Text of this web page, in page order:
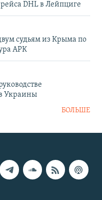
DHL в Лейпциге
судьям из Крыма по
АРК
Украины
БОЛЬШЕ